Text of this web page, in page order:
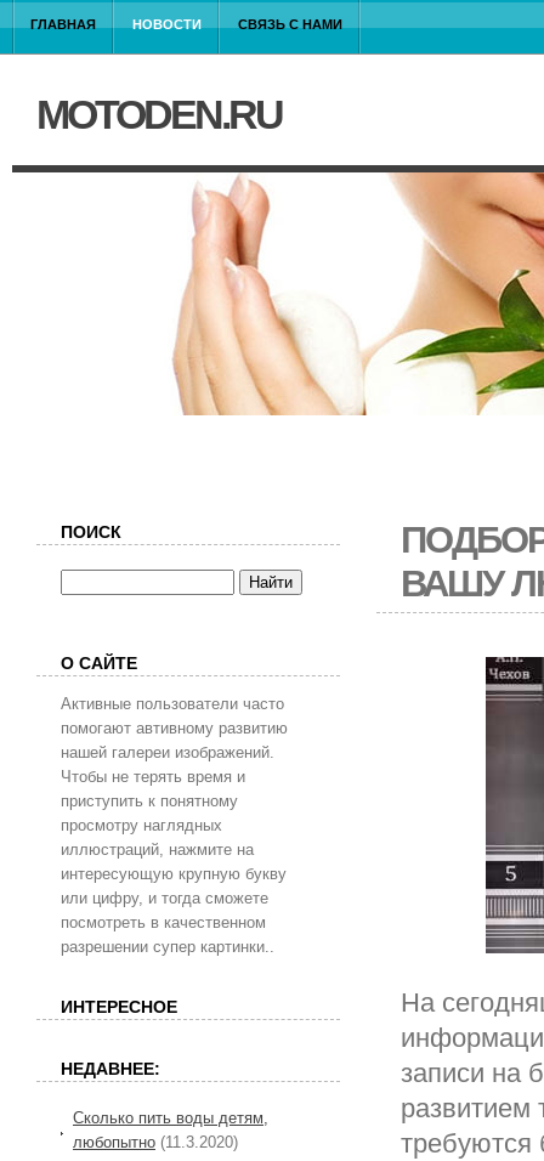
ГЛАВНАЯ НОВОСТИ СВЯЗЬ С НАМИ
MOTODEN.RU
ВАШУ
На
записи на
развитием
ПОИСК
О САЙТЕ
Активные пользователи часто
помогают автивному развитию
нашей галереи изображений.
Чтобы не терять время и
приступить к понятному
просмотру наглядных
иллюстраций, нажмите на
интересующую крупную букву
или цифру, и тогда сможете
посмотреть в качественном
разрешении супер картинки..
ИНТЕРЕСНОЕ
НЕДАВНЕЕ:
Сколько пить воды детям,
любопытно (11.3.2020)